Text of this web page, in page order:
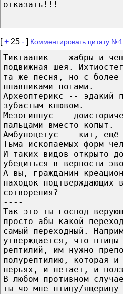
отказать!!!
[+ 25 - ] Комментировать цитату
Тиктаалик -- жабры и
подвижная шея.
та же песня, но с более
плавниками-ногами.
Археоптерикс -- эдакий
зубастым клювом.
Мезогиппус --
пальцами вместо копыт.
Амбулоцетус -- кит, ещё
Тьма ископаемых форм
И таких видов открыто
убедиться в верности
А вы, гражданин
находок подтверждающих
сотворения?
----
Так это ты господ
просто абы какой
самый переходный.
утверждается, что птицы
рептилий, им нужно
полурептилию, которая
перьях, и летает, и
В любом противном
ты чо мне птицу/ящерицу